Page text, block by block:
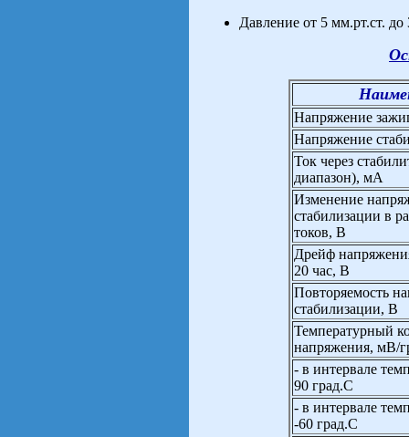
Давление от 5 мм.рт.ст. до
Напряжение
Напряжение
Ток через
диапазон), мА
Изменение
стабилизации в
токов, В
Дрейф
20 час, В
Повторяемость
стабилизации, В
Температурный
напряжения, мВ/
- в интервале
90 град.С
- в интервале
-60 град.С